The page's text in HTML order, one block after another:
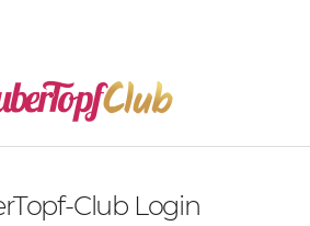
Club Login